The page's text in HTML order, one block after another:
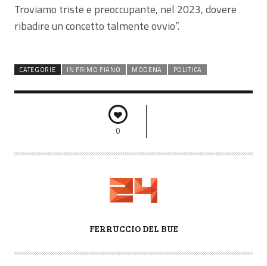
Troviamo triste e preoccupante, nel 2023, dovere
ribadire un concetto talmente ovvio”.
CATEGORIE IN PRIMO PIANO MODENA POLITICA
0
T
FERRUCCIO DEL BUE